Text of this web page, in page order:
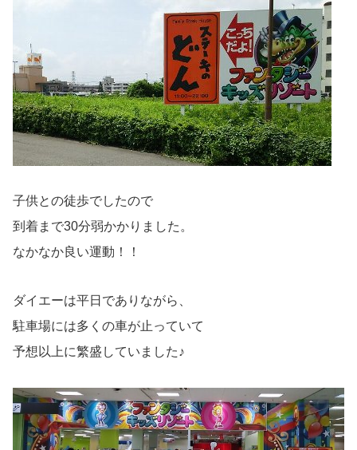
子供との徒歩でしたので
到着まで30分弱かかりました。
なかなか良い運動！！
ダイエーは平日でありながら、
駐車場には多くの車が止っていて
予想以上に繁盛していました♪